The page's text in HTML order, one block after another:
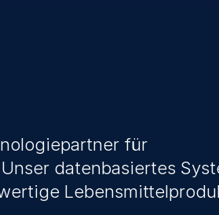
für
datenbasiertes